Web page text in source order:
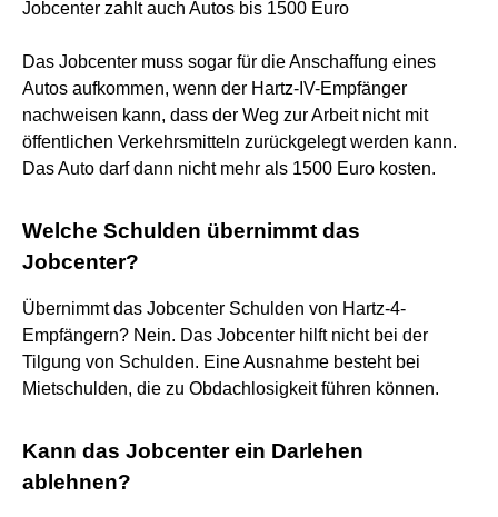
Jobcenter zahlt auch Autos bis 1500 Euro
Das Jobcenter muss sogar für die Anschaffung eines
Autos aufkommen, wenn der Hartz-IV-Empfänger
nachweisen kann, dass der Weg zur Arbeit nicht mit
öffentlichen Verkehrsmitteln zurückgelegt werden kann.
Das Auto darf dann nicht mehr als 1500 Euro kosten.
Welche Schulden übernimmt das
Jobcenter?
Übernimmt das Jobcenter Schulden von Hartz-4-
Empfängern? Nein. Das Jobcenter hilft nicht bei der
Tilgung von Schulden. Eine Ausnahme besteht bei
Mietschulden, die zu Obdachlosigkeit führen können.
Kann das Jobcenter ein Darlehen
ablehnen?